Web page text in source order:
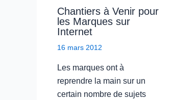
Chantiers à Venir pour
les Marques sur
Internet
16 mars 2012
Les marques ont à
reprendre la main sur un
certain nombre de sujets